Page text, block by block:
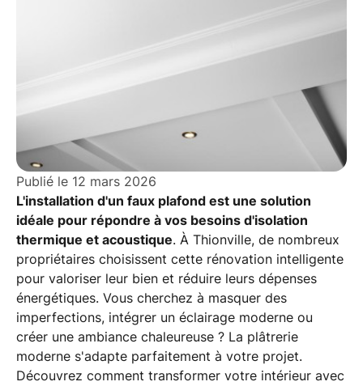
Publié le 12 mars 2026
L'installation d'un faux plafond est une solution
idéale pour répondre à vos besoins d'isolation
thermique et acoustique. À Thionville, de nombreux
propriétaires choisissent cette rénovation intelligente
pour valoriser leur bien et réduire leurs dépenses
énergétiques. Vous cherchez à masquer des
imperfections, intégrer un éclairage moderne ou
créer une ambiance chaleureuse ? La plâtrerie
moderne s'adapte parfaitement à votre projet.
Découvrez comment transformer votre intérieur avec